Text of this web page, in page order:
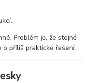
Problém je, že stejné
o příliš praktické řešení.